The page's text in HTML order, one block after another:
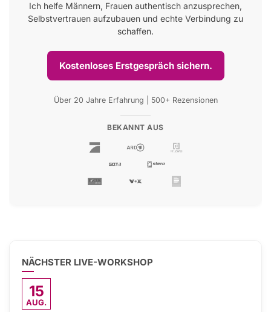
Ich helfe Männern, Frauen authentisch anzusprechen,
Selbstvertrauen aufzubauen und echte Verbindung zu
schaffen.
Kostenloses Erstgespräch sichern.
Über 20 Jahre Erfahrung | 500+ Rezensionen
BEKANNT AUS
NÄCHSTER LIVE-WORKSHOP
15
AUG.